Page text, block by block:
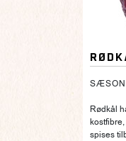
Rødkål
spises